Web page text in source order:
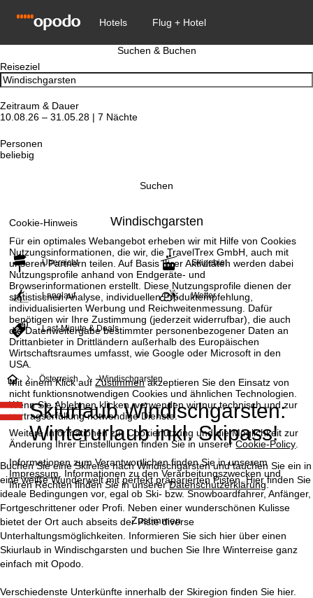
Cookie-Hinweis
Für ein optimales Webangebot erheben wir mit Hilfe von Cookies
Nutzungsinformationen, die wir, die TravelTrex GmbH, auch mit
unseren Partnern teilen. Auf Basis Ihrer Aktivitäten werden dabei
Nutzungsprofile anhand von Endgeräte- und
Browserinformationen erstellt. Diese Nutzungsprofile dienen der
statistischen Analyse, individuellen Produktempfehlung,
individualisierten Werbung und Reichweitenmessung. Dafür
benötigen wir Ihre Zustimmung (jederzeit widerrufbar), die auch
die Datenweitergabe bestimmter personenbezogener Daten an
Drittanbieter in Drittländern außerhalb des Europäischen
Wirtschaftsraumes umfasst, wie Google oder Microsoft in den
USA.
Mit einem Klick aufZustimmenakzeptieren Sie den Einsatz von
nicht funktionsnotwendigen Cookies und ähnlichen Technologien.
Wenn SieAblehnenklicken, verwenden wir nur technisch und zur
Vertragserfüllung notwendige Dienste.
Weitere Informationen zur Cookienutzung und die Möglichkeit zur
Änderung Ihrer Einstellungen finden Sie in unsererCookie-Policy
Informationen zum Verantwortlichen finden Sie in unserem
Impressum . Informationen zu den Verarbeitungszwecken und
Ihren Rechten finden Sie in unsererDatenschutzerklärung.
Zustimmen
Suchen & Buchen
Reiseziel
Zeitraum & Dauer
10.08.26 – 31.05.28 | 7 Nächte
Personen
beliebig
Suchen
Windischgarsten
Übersicht Skigebiet
Langlauf Wetter
Last-Minute & Deals
S
t
a
r
t
s
e
Österreich Windischgarsten
Skiurlaub Windischgarsten:
Winterurlaub inkl. Skipass!
Buchen Sie eine Skireise nach Windischgarsten und tauchen Sie ein in
eine weiße Wunderwelt mit perfekt präparierten Pisten. Hier finden Sie
ideale Bedingungen vor, egal ob Ski- bzw. Snowboardfahrer, Anfänger,
Fortgeschrittener oder Profi. Neben einer wunderschönen Kulisse
bietet der Ort auch abseits der Piste diverse
Unterhaltungsmöglichkeiten. Informieren Sie sich hier über einen
Skiurlaub in Windischgarsten und buchen Sie Ihre Winterreise ganz
einfach mit Opodo.
Verschiedenste Unterkünfte innerhalb der Skiregion finden Sie hier.